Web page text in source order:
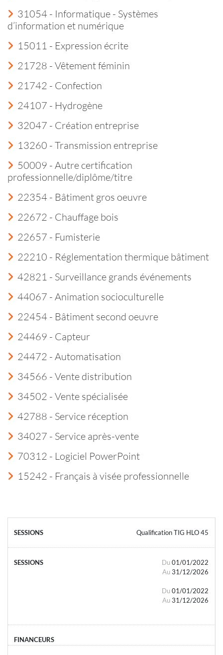
31054 - Informatique - Systèmes
d’information et numérique
15011 - Expression écrite
21728 - Vêtement féminin
21742 - Confection
24107 - Hydrogène
32047 - Création entreprise
13260 - Transmission entreprise
50009 - Autre certification
professionnelle/diplôme/titre
22354 - Bâtiment gros oeuvre
22672 - Chauffage bois
22657 - Fumisterie
22210 - Réglementation thermique bâtiment
42821 - Surveillance grands événements
44067 - Animation socioculturelle
22454 - Bâtiment second oeuvre
24469 - Capteur
24472 - Automatisation
34566 - Vente distribution
34502 - Vente spécialisée
42788 - Service réception
34027 - Service après-vente
70312 - Logiciel PowerPoint
15242 - Français à visée professionnelle
Qualification TIG HLO 45
Du 01/01/2022
Au 31/12/2026
Du 01/01/2022
Au 31/12/2026